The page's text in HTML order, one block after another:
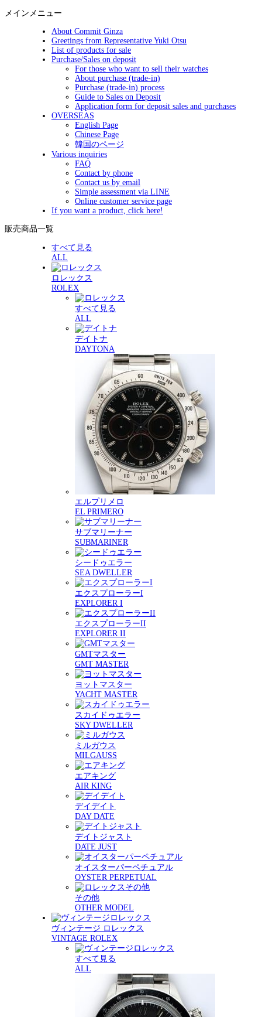
メインメニュー
About Commit Ginza
Greetings from Representative Yuki Otsu
List of products for sale
Purchase/Sales on deposit
For those who want to sell their watches
About purchase (trade-in)
Purchase (trade-in) process
Guide to Sales on Deposit
Application form for deposit sales and purchases
OVERSEAS
English Page
Chinese Page
韓国のページ
Various inquiries
FAQ
Contact by phone
Contact us by email
Simple assessment via LINE
Online customer service page
If you want a product, click here!
販売商品一覧
すべて見る
ALL
ロレックス
ROLEX
すべて見る
ALL
デイトナ
DAYTONA
エルプリメロ
EL PRIMERO
サブマリーナー
SUBMARINER
シードゥエラー
SEA DWELLER
エクスプローラーI
EXPLORER I
エクスプローラーII
EXPLORER II
GMTマスター
GMT MASTER
ヨットマスター
YACHT MASTER
スカイドゥエラー
SKY DWELLER
ミルガウス
MILGAUSS
エアキング
AIR KING
デイデイト
DAY DATE
デイトジャスト
DATE JUST
オイスターパーペチュアル
OYSTER PERPETUAL
その他
OTHER MODEL
ヴィンテージ ロレックス
VINTAGE ROLEX
すべて見る
ALL